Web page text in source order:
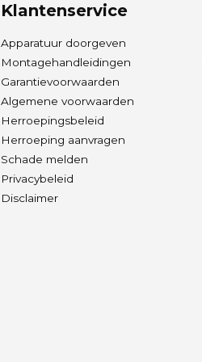
Klantenservice
Apparatuur doorgeven
Montagehandleidingen
Garantievoorwaarden
Algemene voorwaarden
Herroepingsbeleid
Herroeping aanvragen
Schade melden
Privacybeleid
Disclaimer